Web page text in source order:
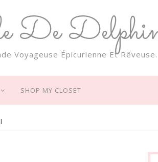
Voyageuse Épicurienne Et Rêveuse.
SHOP MY CLOSET